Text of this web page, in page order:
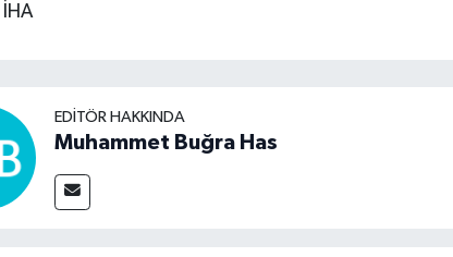
İHA
EDITÖR HAKKINDA
Muhammet Buğra Has